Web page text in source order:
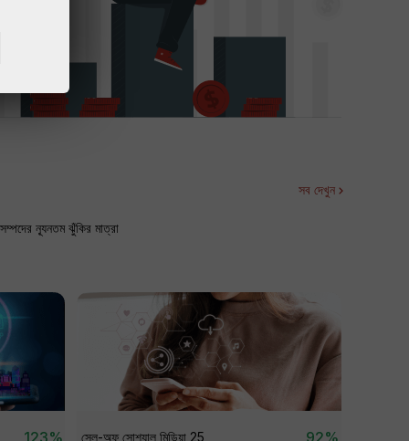
সব দেখুন
ন্যূনতম ঝুঁকির মাত্রা
123% সেল-অফ সোশ্যাল মিডিয়া 25 92%